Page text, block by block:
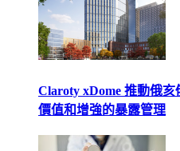
Claroty xDome 推動俄
價值和增強的暴露管理